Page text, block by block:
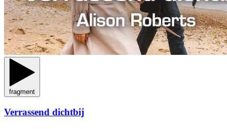
fragment
Verrassend dichtbij